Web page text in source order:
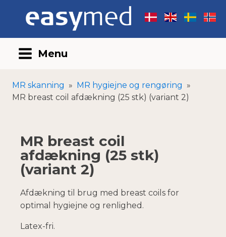
Menu
MR skanning » MR hygiejne og rengøring »
MR breast coil afdækning (25 stk) (variant 2)
MR breast coil
afdækning (25 stk)
(variant 2)
Afdækning til brug med breast coils for
optimal hygiejne og renlighed.
Latex-fri.